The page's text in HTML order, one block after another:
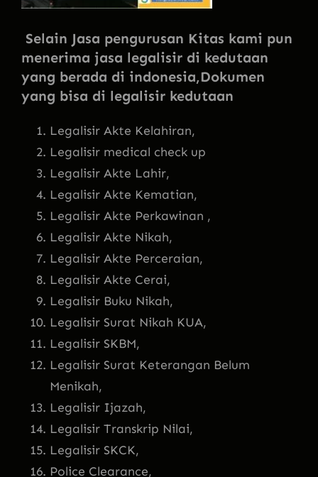
Selain Jasa pengurusan Kitas kami pun
menerima jasa legalisir di kedutaan
yang berada di indonesia,Dokumen
yang bisa di legalisir kedutaan
Legalisir Akte Kelahiran,
Legalisir medical check up
Legalisir Akte Lahir,
Legalisir Akte Kematian,
Legalisir Akte Perkawinan ,
Legalisir Akte Nikah,
Legalisir Akte Perceraian,
Legalisir Akte Cerai,
Legalisir Buku Nikah,
Legalisir Surat Nikah KUA,
Legalisir SKBM,
Legalisir Surat Keterangan Belum
Menikah,
Legalisir Ijazah,
Legalisir Transkrip Nilai,
Legalisir SKCK,
Police Clearance,